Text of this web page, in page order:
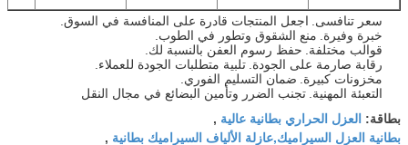
سعر تنافسى. اجعل المنتجات قادرة على المنافسة في السوق.
خبرة وفيرة. منع الشقوق وتطور في الطوب.
قوالب مختلفة. حفظ رسوم العفن بالنسبة لك.
رقابة صارمة على الجودة. تلبية متطلبات الجودة للعملاء.
مخزونات كبيرة. ضمان التسليم الفوري.
التعبئة المهنية. تجنب الضرر وتأمين البضائع في مجال النقل
بطاقة: العزل الحراري بطانية عالية ,
بطانية العزل السيراميك,عازلة الألياف السيراميك بطانية ,